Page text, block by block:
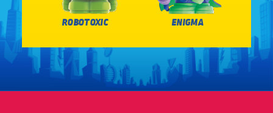
ROBOTOXIC ENIGMA